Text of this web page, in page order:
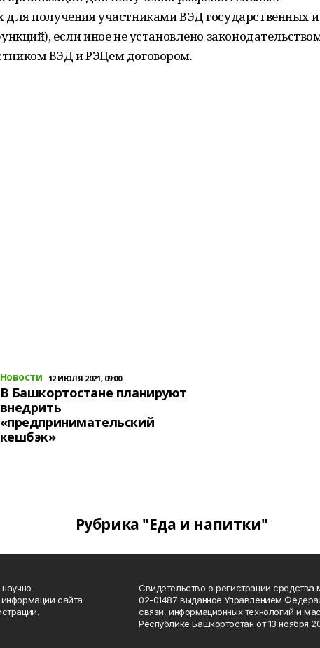
получения участниками ВЭД государственных и
если иное не установлено
ВЭД и РЭЦем договором.
Новости 12 ИЮЛЯ 2021, 09:00
В Башкортостане планируют
внедрить
«предпринимательский
кешбэк»
Рубрика "Еда и напитки"
сайта
Свидетельство о регистрации
02-01487 выданное Управлением
связи, информационных технологий и
Республике Башкортостан от 13 ноября